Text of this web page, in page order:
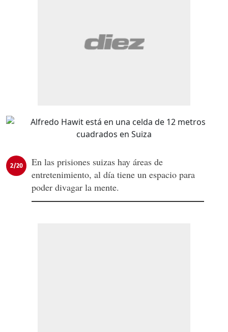
2/20
En las prisiones suizas hay áreas de
entretenimiento, al día tiene un espacio para
poder divagar la mente.